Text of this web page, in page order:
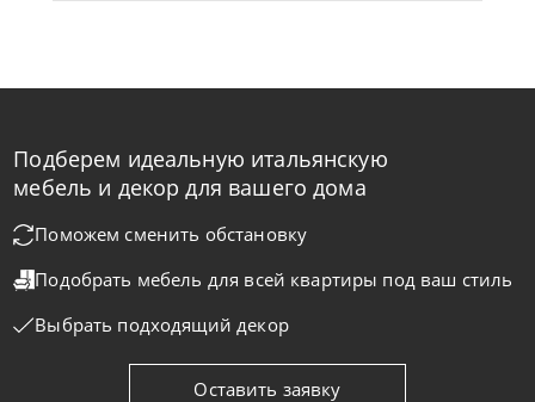
по запросу
-40% до 08.31
Natisa
На заказ 45-90 дн
Подберем идеальную итальянскую
мебель и декор для вашего дома
Поможем сменить обстановку
Подобрать мебель для всей квартиры под ваш стиль
Выбрать подходящий декор
Оставить заявку